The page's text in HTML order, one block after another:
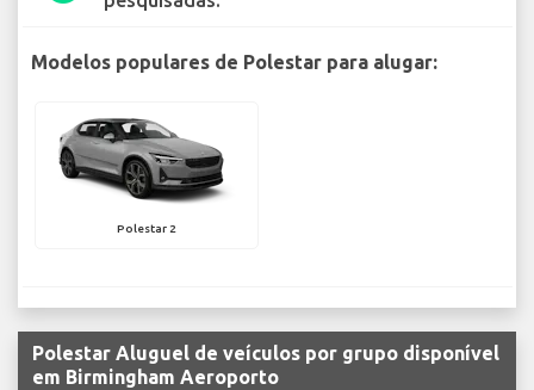
Modelos populares de Polestar para alugar:
Polestar 2
Polestar Aluguel de veículos por grupo disponível
em Birmingham Aeroporto